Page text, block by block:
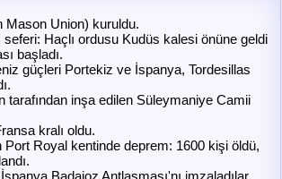
- v2025.01
Mason Union) kuruldu.
seferi: Haçlı ordusu Kudüs kalesi önüne geldi
başladı.
güçleri Portekiz ve İspanya, Tordesillas
tarafından inşa edilen Süleymaniye Camii
kralı oldu.
Port Royal kentinde deprem: 1600 kişi öldü,
Badajoz Antlaşması'nı imzaladılar.